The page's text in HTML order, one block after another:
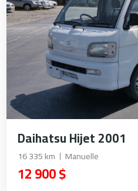
Daihatsu Hijet 2001
16 335 km Manuelle
12 900 $